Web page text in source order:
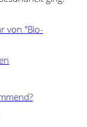
von "Bio-